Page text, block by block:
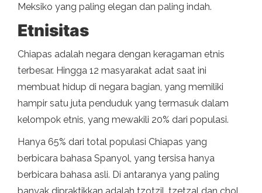
Meksiko yang paling elegan dan paling indah.
Etnisitas
Chiapas adalah negara dengan keragaman etnis
terbesar. Hingga 12 masyarakat adat saat ini
membuat hidup di negara bagian, yang memiliki
hampir satu juta penduduk yang termasuk dalam
kelompok etnis, yang mewakili 20% dari populasi.
Hanya 65% dari total populasi Chiapas yang
berbicara bahasa Spanyol, yang tersisa hanya
berbicara bahasa asli. Di antaranya yang paling